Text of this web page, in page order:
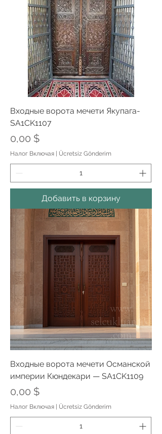
Входные ворота мечети Якупага-
SA1CK1107
Цена
0,00 $
Налог Включая | Ücretsiz Gönderim
Добавить в корзину
Входные ворота мечети Османской
империи Кюндекари — SA1CK1109
Цена
0,00 $
Налог Включая | Ücretsiz Gönderim